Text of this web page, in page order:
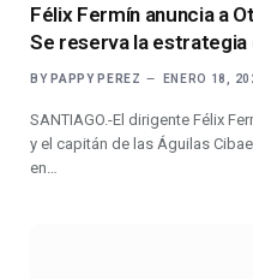
Félix Fermín anuncia a
Se reserva la estrategia
BY PAPPY PEREZ ENERO 18,
SANTIAGO.-El dirigente Félix
y el capitán de las Águilas
en…